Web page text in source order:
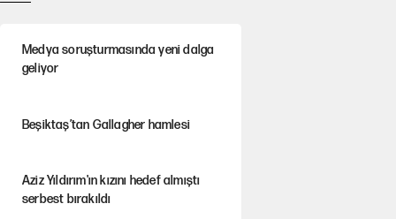
Medya soruşturmasında yeni dalga
geliyor
Beşiktaş’tan Gallagher hamlesi
Aziz Yıldırım'ın kızını hedef almıştı
serbest bırakıldı